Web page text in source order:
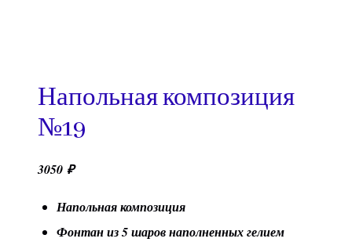
Напольная композиция
№19
3050 ₽
Напольная композиция
Фонтан из 5 шаров наполненных гелием